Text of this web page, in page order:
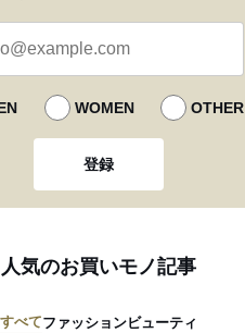
WOMEN OTHER
登録
人気のお買いモノ記事
すべてファッションビューティ